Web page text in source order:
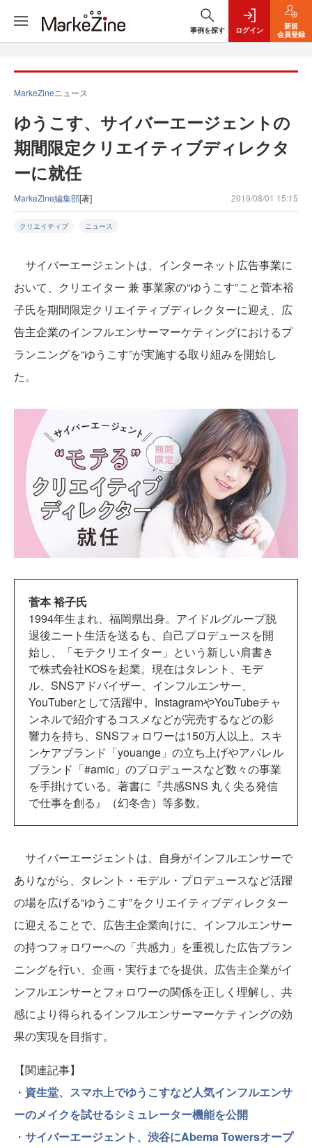
事例を探す ログイン
新規
会員登録
MarkeZineニュース
ゆうこす、サイバーエージェントの
期間限定クリエイティブディレクタ
ーに就任
MarkeZine編集部[著] 2019/08/01 15:15
クリエイティブ ニュース
サイバーエージェントは、インターネット広告事業に
おいて、クリエイター 兼 事業家の“ゆうこす”こと菅本裕
子氏を期間限定クリエイティブディレクターに迎え、広
告主企業のインフルエンサーマーケティングにおけるプ
ランニングを“ゆうこす”が実施する取り組みを開始し
た。
菅本 裕子氏
1994年生まれ、福岡県出身。アイドルグループ脱
退後ニート生活を送るも、自己プロデュースを開
始し、「モテクリエイター」という新しい肩書き
で株式会社KOSを起業。現在はタレント、モデ
ル、SNSアドバイザー、インフルエンサー、
YouTuberとして活躍中。InstagramやYouTubeチャ
ンネルで紹介するコスメなどが完売するなどの影
響力を持ち、SNSフォロワーは150万人以上。スキ
ンケアブランド「youange」の立ち上げやアパレル
ブランド「#amic」のプロデュースなど数々の事業
を手掛けている。著書に『共感SNS 丸く尖る発信
で仕事を創る』（幻冬舎）等多数。
サイバーエージェントは、自身がインフルエンサーで
ありながら、タレント・モデル・プロデュースなど活躍
の場を広げる“ゆうこす”をクリエイティブディレクター
に迎えることで、広告主企業向けに、インフルエンサー
の持つフォロワーへの「共感力」を重視した広告プラン
ニングを行い、企画・実行までを提供。広告主企業がイ
ンフルエンサーとフォロワーの関係を正しく理解し、共
感により得られるインフルエンサーマーケティングの効
果の実現を目指す。
【関連記事】
・ 資生堂、スマホ上でゆうこすなど人気インフルエンサ
ーのメイクを試せるシミュレーター機能を公開
・ サイバーエージェント、渋谷にAbema Towersオープ